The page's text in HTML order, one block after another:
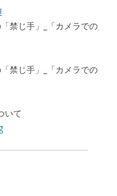
禁じ手」_「カメラでの
禁じ手」_「カメラでの
いて